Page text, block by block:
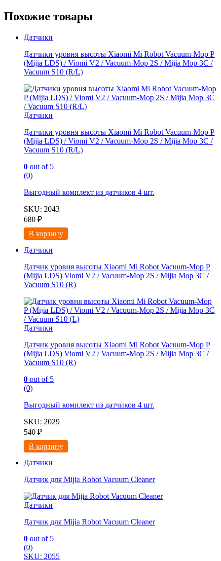
Похожие товары
Датчики
Датчики уровня высоты Xiaomi Mi Robot Vacuum-Mop P
(Mijia LDS) / Viomi V2 / Vacuum-Mop 2S / Mijia Mop 3C /
Vacuum S10 (R/L)
Датчики
Датчики уровня высоты Xiaomi Mi Robot Vacuum-Mop P
(Mijia LDS) / Viomi V2 / Vacuum-Mop 2S / Mijia Mop 3C /
Vacuum S10 (R/L)
0 out of 5
(0)
Выгодный комплект из датчиков 4 шт.
SKU: 2043
680 ₽
В корзину
Датчики
Датчик уровня высоты Xiaomi Mi Robot Vacuum-Mop P
(Mijia LDS) Viomi V2 / Vacuum-Mop 2S / Mijia Mop 3C /
Vacuum S10 (R)
Датчики
Датчик уровня высоты Xiaomi Mi Robot Vacuum-Mop P
(Mijia LDS) Viomi V2 / Vacuum-Mop 2S / Mijia Mop 3C /
Vacuum S10 (R)
0 out of 5
(0)
Выгодный комплект из датчиков 4 шт.
SKU: 2029
540 ₽
В корзину
Датчики
Датчик для Mijia Robot Vacuum Cleaner
Датчики
Датчик для Mijia Robot Vacuum Cleaner
0 out of 5
(0)
SKU: 2055